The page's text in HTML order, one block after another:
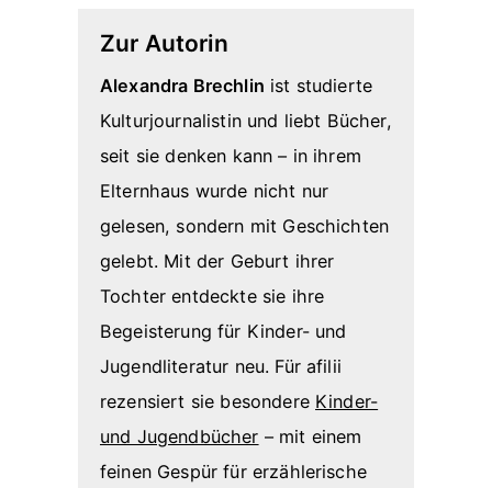
Zur Autorin
Alexandra Brechlin ist studierte
Kulturjournalistin und liebt Bücher,
seit sie denken kann – in ihrem
Elternhaus wurde nicht nur
gelesen, sondern mit Geschichten
gelebt. Mit der Geburt ihrer
Tochter entdeckte sie ihre
Begeisterung für Kinder- und
Jugendliteratur neu. Für afilii
rezensiert sie besondere Kinder-
und Jugendbücher – mit einem
feinen Gespür für erzählerische